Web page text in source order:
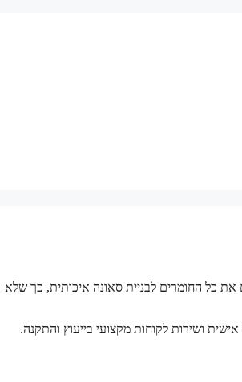
את כל החומרים לבניית סאונה איכותית, כך שלא
ושירות לקוחות מקצועי בייעוץ והתקנה.